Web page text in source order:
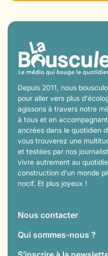
Depuis 2011, nous
pour aller vers plus
agissons à travers notre
à tous et en
ancrées dans le quotidien
vous trouverez une
et testées par nos
vivre autrement au
construction d'un monde
nocif. Et plus joyeux !
Nous contacter
Qui sommes-nous ?